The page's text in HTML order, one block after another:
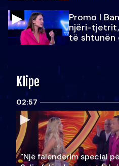
Promo l
njëri-tjetrit,
të shtunën
Klipe
02:57
"Një falenderim special